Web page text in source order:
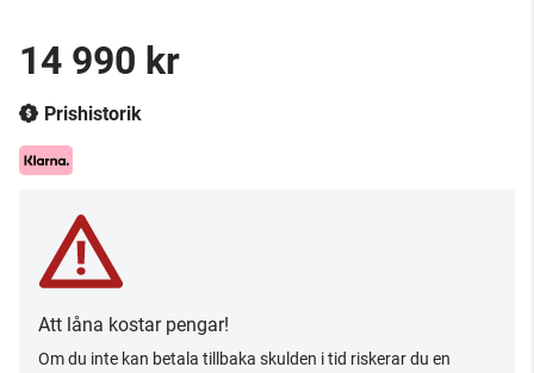
14 990 kr
Prishistorik
Att låna kostar pengar!
Om du inte kan betala tillbaka skulden i tid riskerar du en